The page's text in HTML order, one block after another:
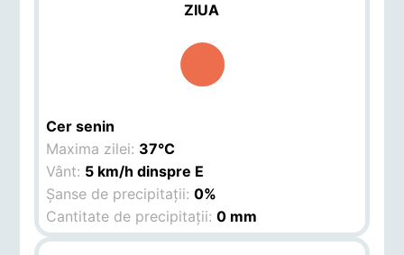
ZIUA
Cer senin
Maxima zilei: 37°C
Vânt: 5 km/h dinspre E
Șanse de precipitații:0%
Cantitate de precipitații:0 mm